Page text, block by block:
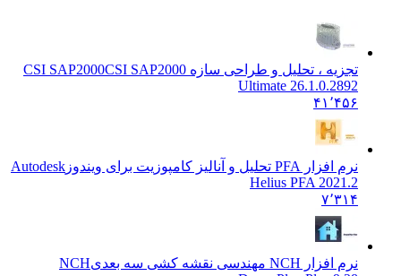
تجزیه ، تحلیل و طراحی سازه CSI SAP2000 CSI SAP2000
Ultimate 26.1.0.2892
۴۱٬۴۵۶
نرم افزار PFA تحلیل و آنالیز کامپوزیت برای ویندوز
Autodesk
Helius PFA 2021.2
۷٬۳۱۴
نرم افزار NCH مهندسی نقشه کشی سه بعدی
NCH